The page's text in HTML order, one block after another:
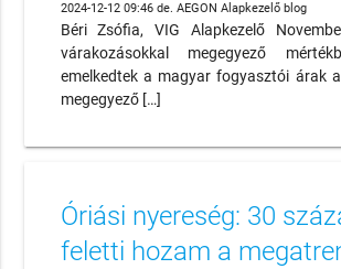
2024-12-12 09:46 de. AEGON Alapkezelő blog
Béri Zsófia, VIG Alapkezelő
várakozásokkal megegyező
emelkedtek a magyar fogyasztói árak
megegyező […]
Óriási nyereség: 30
feletti hozam a